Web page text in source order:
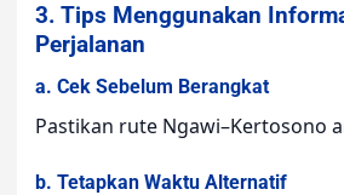
3. Tips Menggunakan
Perjalanan
a. Cek Sebelum Berangkat
Pastikan rute Ngawi–Kertosono
b. Tetapkan Waktu Alternatif